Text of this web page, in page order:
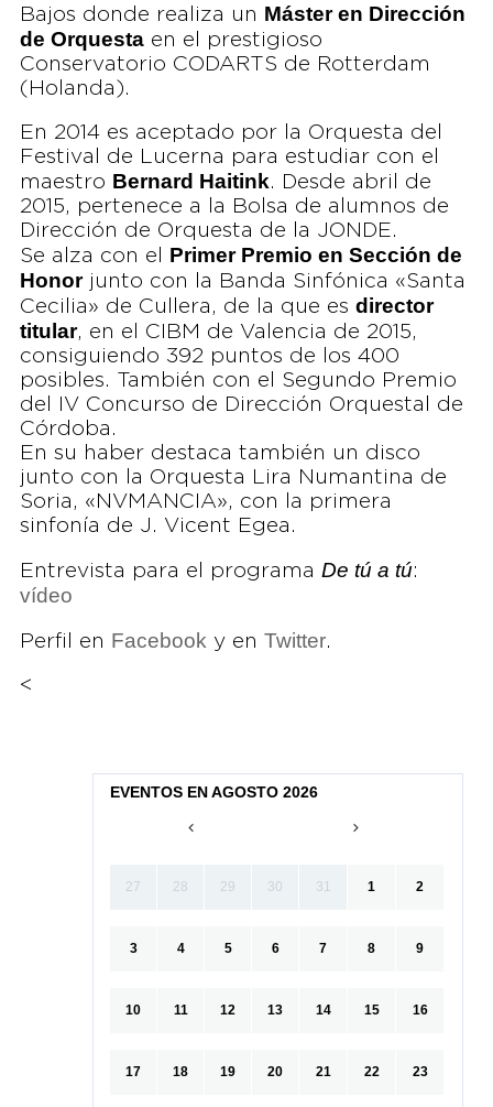
Bajos donde realiza un Máster en Dirección
de Orquestaen el prestigioso
Conservatorio CODARTS de Rotterdam
(Holanda).
En 2014 es aceptado por la Orquesta del
Festival de Lucerna para estudiar con el
maestro Bernard Haitink. Desde abril de
2015, pertenece a la Bolsa de alumnos de
Dirección de Orquesta de la JONDE.
Se alza con el Primer Premio en Sección de
Honorjunto con la Banda Sinfónica «Santa
Cecilia» de Cullera, de la que es director
titular, en el CIBM de Valencia de 2015,
consiguiendo 392 puntos de los 400
posibles. También con el Segundo Premio
del IV Concurso de Dirección Orquestal de
Córdoba.
En su haber destaca también un disco
junto con la Orquesta Lira Numantina de
Soria, «NVMANCIA», con la primera
sinfonía de J. Vicent Egea.
Entrevista para el programa De tú a tú:
vídeo
Perfil en Facebook y en Twitter.
<
EVENTOS EN AGOSTO 2026
27 28 29 30 31 1 2
3 4 5 6 7 8 9
10 11 12 13 14 15 16
17 18 19 20 21 22 23